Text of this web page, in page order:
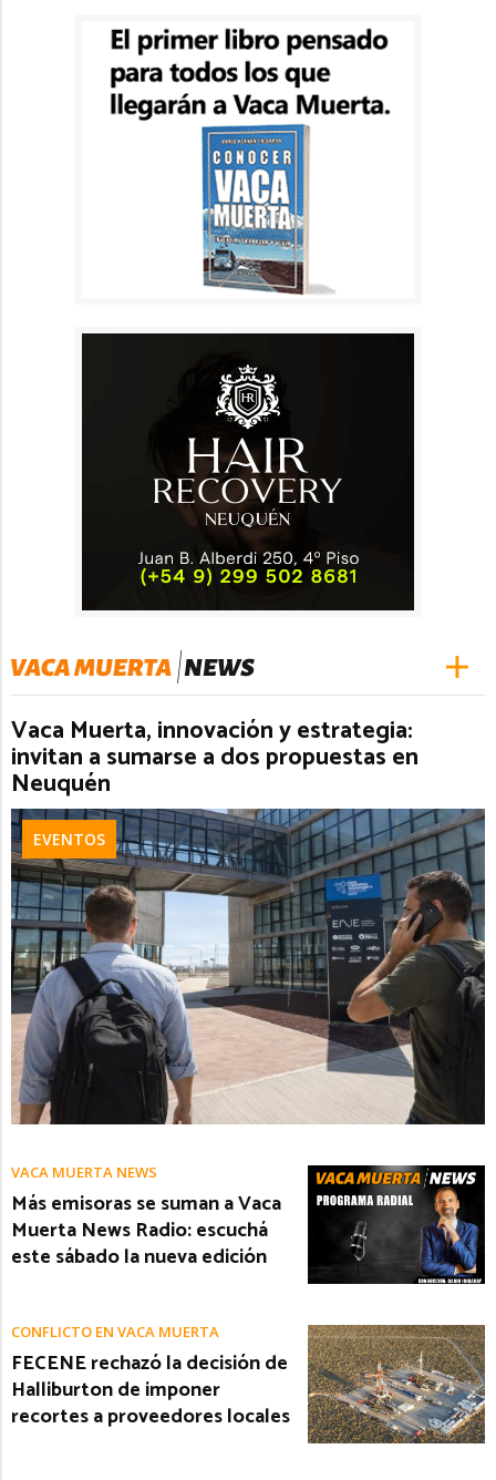
Vaca Muerta, innovación y estrategia:
invitan a sumarse a dos propuestas en
Neuquén
EVENTOS
VACA MUERTA NEWS
Más emisoras se suman a Vaca
Muerta News Radio: escuchá
este sábado la nueva edición
CONFLICTO EN VACA MUERTA
FECENE rechazó la decisión de
Halliburton de imponer
recortes a proveedores locales